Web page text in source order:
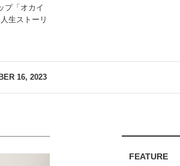
プ「オカイ
生ストーリ
16, 2023
FEATURE